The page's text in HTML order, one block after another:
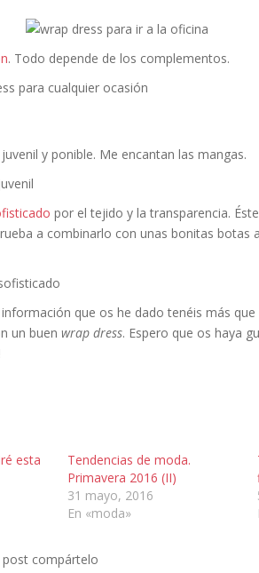
. Todo depende de los complementos.
y ponible. Me encantan las mangas.
por el tejido y la transparencia.
a combinarlo con unas bonitas botas
que os he dado tenéis más
un buen wrap dress. Espero que os haya
esta
Tendencias de moda.
Primavera 2016 (II)
31 mayo, 2016
En «moda»
compártelo